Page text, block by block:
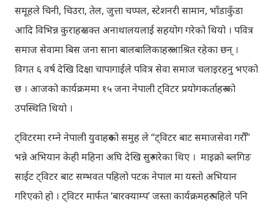
समूहले चिनी, चिउरा, तेल, जुत्ता चप्पल, स्टेशनरी सामान, भाँडाकुँडा
आदि विभिन्न कुराहरु उक्त अनाथालयलाई सहयोग गरेको थियो । पवित्र
समाज सेवामा बिस जना साना बालबालिकाहरु आश्रित रहेका छन् ।
विगत ६ वर्ष देखि दिक्षा चापागाईले पवित्र सेवा समाज चलाइरहनु भएको
छ । आजको कार्यक्रममा १५ जना नेपाली ट्विटर प्रयोगकर्ताहरु को
उपस्थिति थियो ।
ट्विटरमा रम्ने नेपाली युवाहरुको समुह ले “ट्विटर बाट समाजसेवा गरौँ”
भन्ने अभियान केही महिना अघि देखि सुरु गरेका थिए । माइक्रो ब्लगिङ
साईट ट्विटर बाट सम्भवत पहिलो पटक नेपाल मा यस्तो अभियान
गरिएको हो । ट्विटर मार्फत ‘बारक्याम्प’ जस्ता कार्यक्रमहरु पहिले पनि